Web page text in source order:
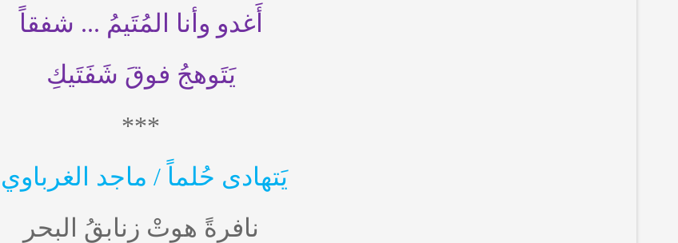
أَغدو وأنا المُتَيمُ ... شفقاً
يَتَوهجُ فوقَ شَفَتَيكِ
***
يَتهادى حُلماً / ماجد الغرباوي
نافرةً هوتْ زنابقُ البحرِ